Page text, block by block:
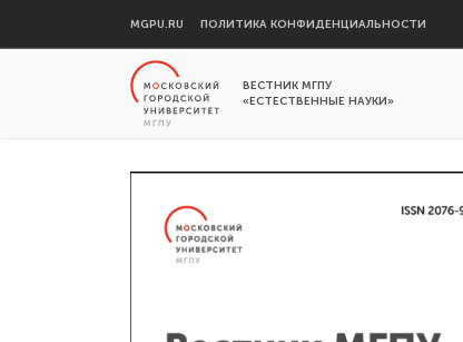
MGPU.RU ПОЛИТИКА КОНФИДЕНЦИАЛЬНОСТИ
ВЕСТНИК МГПУ
«ЕСТЕСТВЕННЫЕ НАУКИ»